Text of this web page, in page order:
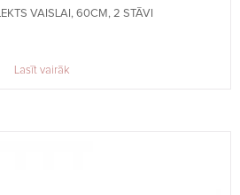
VAISLAI, 60CM, 2 STĀVI
Lasīt vairāk